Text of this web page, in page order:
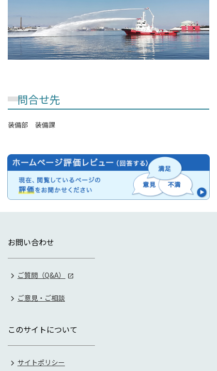
問合せ先
装備部 装備課
お問い合わせ
ご質問（Q&A）
ご意見・ご相談
このサイトについて
サイトポリシー